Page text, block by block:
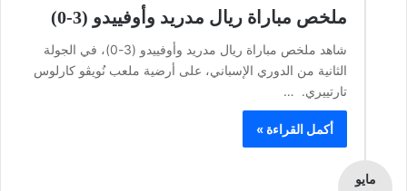
ملخص مباراة ريال مدريد وأوفييدو (3-0)
شاهد ملخص مباراة ريال مدريد وأوفييدو (3-0)، في الجولة
الثانية من الدوري الإسباني، على أرضية ملعب نُويڤو كارلوس
تارتييري. …
أكمل القراءة »
مايو